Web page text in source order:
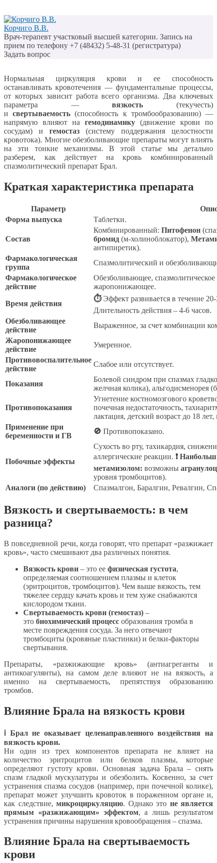
Корчиго В.В.
Врач-терапевт участковый высшей категории. Запись на
прием по телефону +7 (48432) 5-48-31 (регистратура)
Задать вопрос
Нормальная циркуляция крови и ее способность
останавливать кровотечения — фундаментальные процессы,
от которых зависит работа всего организма. Два ключевых
параметра —вязкость (текучесть)
исвертываемость (способность к тромбообразованию) —
напрямую влияют на гемодинамику (движение крови по
сосудам) и гемостаз (систему поддержания целостности
кровотока). Многие обезболивающие препараты могут влиять
на эти тонкие механизмы. В этой статье мы детально
разберем, как действует на кровь комбинированный
спазмолитический препарат Брал.
Краткая характеристика препарата
Параметр
Форма выпуска
Таблетки.
Состав
Комбинированный: Питофенон
бромид (м-холиноблокатор),
антипиретик).
Фармакологическая
группа
Спазмолитический и
Фармакологическое
действие
Обезболивающее, спазмолитическое
жаропонижающее.
Время действия
⏱Эффект развивается в течение
Длительность действия – 4-6 часов.
Обезболивающее
действие
Выраженное, за счет комбинации
Жаропонижающее
действие
Умеренное.
Противовоспалительное
действие
Слабое или отсутствует.
Показания
Болевой синдром при спазмах
желчная колика), альгодисменорея
Противопоказания
Угнетение костномозгового
почечная недостаточность,
лактация, детский возраст до 18
Применение при
беременности и ГВ
🚫 Противопоказано.
Побочные эффекты
Сухость во рту, тахикардия,
аллергические реакции. ❗
метамизолом: возможны
уровня тромбоцитов).
Аналоги (по действию)
Спазмалгон, Баралгин, Ревалгин,
Вязкость и свертываемость: в чем
разница?
В повседневной речи, когда говорят, что препарат «разжижает
кровь», часто смешивают два различных понятия.
Вязкость крови – это ее физическая густота,
определяемая соотношением плазмы и клеток
(эритроцитов, тромбоцитов). Чем выше вязкость, тем
тяжелее сердцу качать кровь и тем хуже снабжаются
кислородом ткани.
Свертываемость крови (гемостаз) –
это биохимический процесс образования тромба в
месте повреждения сосуда. За него отвечают
тромбоциты (кровяные пластинки) и белки-факторы
свертывания.
Препараты, «разжижающие кровь» (антиагреганты и
антикоагулянты), на самом деле влияют не на вязкость, а
именно на свертываемость, препятствуя образованию
тромбов.
Влияние Брала на вязкость крови
ℹ️ Брал не оказывает целенаправленного воздействия на
вязкость крови.
Ни один из трех компонентов препарата не влияет на
количество эритроцитов или белков плазмы, которые
определяют густоту крови. Основная задача Брала – снять
спазм гладкой мускулатуры и обезболить. Косвенно, за счет
устранения спазма сосудов (например, при почечной колике),
препарат может улучшить кровоток в пораженном органе и,
как следствие, микроциркуляцию. Однако это не является
прямым «разжижающим» эффектом, а лишь результатом
устранения причины нарушения кровообращения – спазма.
Влияние Брала на свертываемость
крови